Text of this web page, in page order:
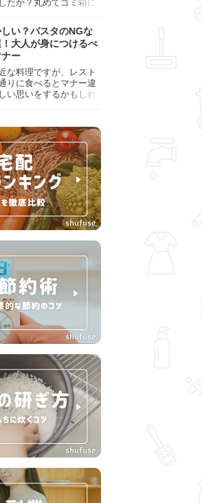
たか？丸めてゴミ箱に
が詰まっているので、
けの状態で捨ててしま
す。写真にすべきでは
まとめているので、ぜ
ておきましょう。
い？パスタのNGな
大人が身につけるべ
ー
な料理ですが、レスト
りに食べるとマナー違
い思いをするかもしれ
食べ方を確認しましょ
みとして知っておきた
説します。